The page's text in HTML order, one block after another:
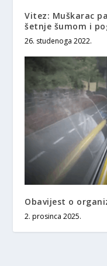
Vitez: Muškarac
šetnje šumom i
26. studenoga 2022.
Obavijest o
2. prosinca 2025.